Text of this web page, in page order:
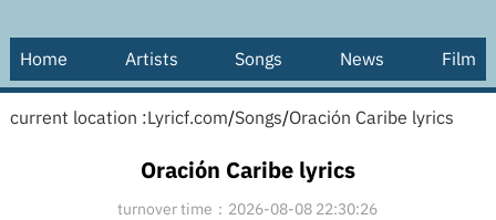
Home Artists Songs News Film
current location :Lyricf.com/Songs/Oración Caribe lyrics
Oración Caribe lyrics
turnover time：2026-08-08 22:30:26